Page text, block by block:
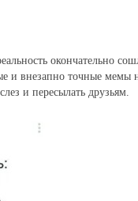
окончательно
и внезапно точные мемы
и пересылать друзьям.